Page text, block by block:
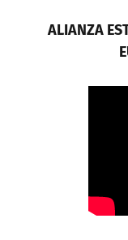
ALIANZA